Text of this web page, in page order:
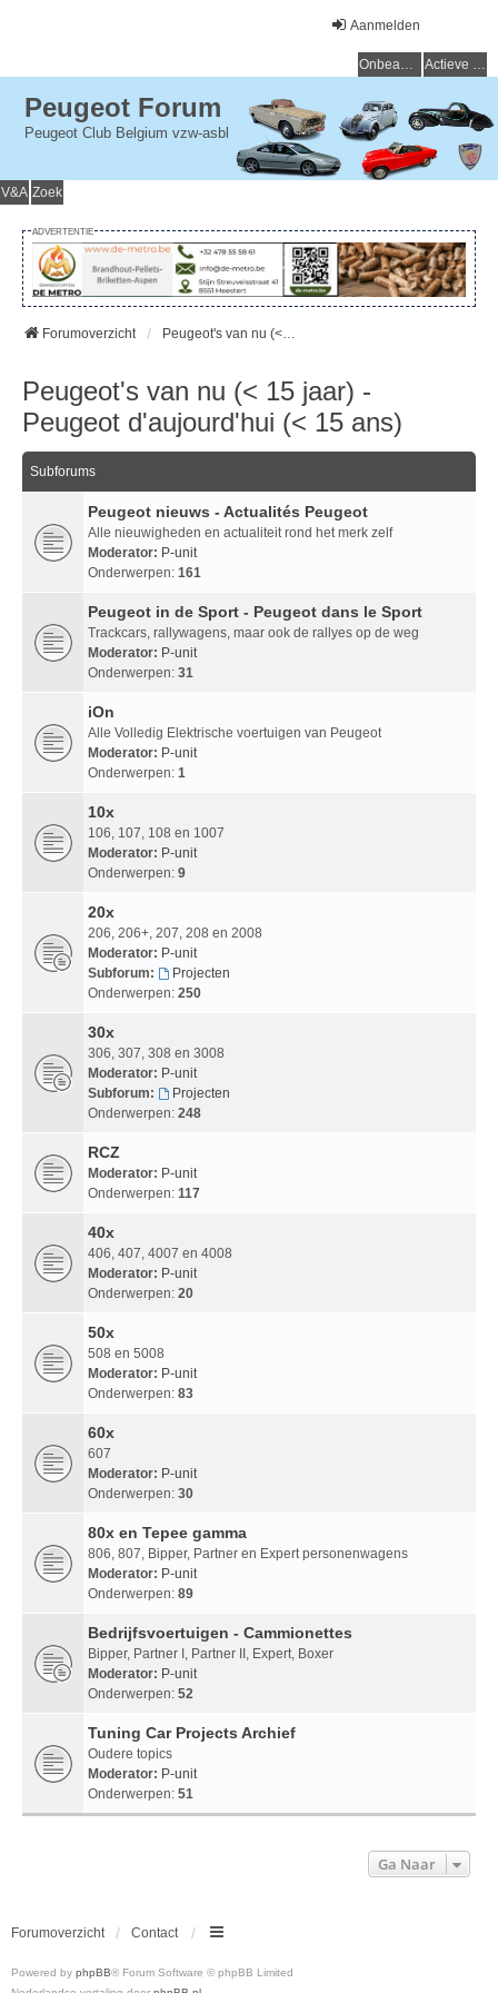
Aanmelden
Onbeantwoorde onderwerpen Actieve onderwerpen
Peugeot Forum
Peugeot Club Belgium vzw-asbl
V&A Zoek
ADVERTENTIE
Forumoverzicht
Peugeot's van nu (< 15 jaar) -
Peugeot d'aujourd'hui (< 15 ans)
Subforums
Peugeot nieuws - Actualités Peugeot
Alle nieuwigheden en actualiteit rond het merk zelf
Moderator: P-unit
Onderwerpen: 161
Peugeot in de Sport - Peugeot dans le Sport
Trackcars, rallywagens, maar ook de rallyes op de weg
Moderator: P-unit
Onderwerpen: 31
iOn
Alle Volledig Elektrische voertuigen van Peugeot
Moderator: P-unit
Onderwerpen: 1
10x
106, 107, 108 en 1007
Moderator: P-unit
Onderwerpen: 9
20x
206, 206+, 207, 208 en 2008
Moderator: P-unit
Subforum:
Projecten
Onderwerpen: 250
30x
306, 307, 308 en 3008
Moderator: P-unit
Subforum:
Projecten
Onderwerpen: 248
RCZ
Moderator: P-unit
Onderwerpen: 117
40x
406, 407, 4007 en 4008
Moderator: P-unit
Onderwerpen: 20
50x
508 en 5008
Moderator: P-unit
Onderwerpen: 83
60x
607
Moderator: P-unit
Onderwerpen: 30
80x en Tepee gamma
806, 807, Bipper, Partner en Expert personenwagens
Moderator: P-unit
Onderwerpen: 89
Bedrijfsvoertuigen - Cammionettes
Bipper, Partner I, Partner II, Expert, Boxer
Moderator: P-unit
Onderwerpen: 52
Tuning Car Projects Archief
Oudere topics
Moderator: P-unit
Onderwerpen: 51
Ga Naar
Forumoverzicht Contact
Powered by phpBB® Forum Software © phpBB Limited